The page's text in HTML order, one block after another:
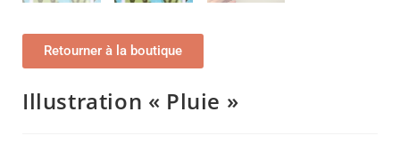
Retourner à la boutique
Illustration « Pluie »